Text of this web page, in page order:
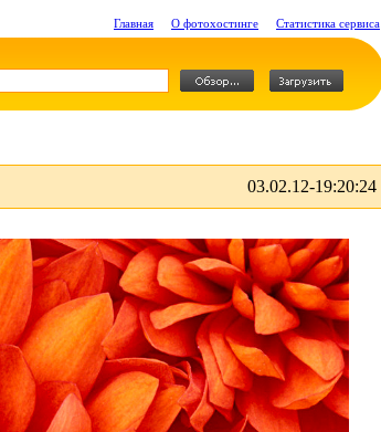
Главная О фотохостинге Статистика сервиса
03.02.12-19:20:24